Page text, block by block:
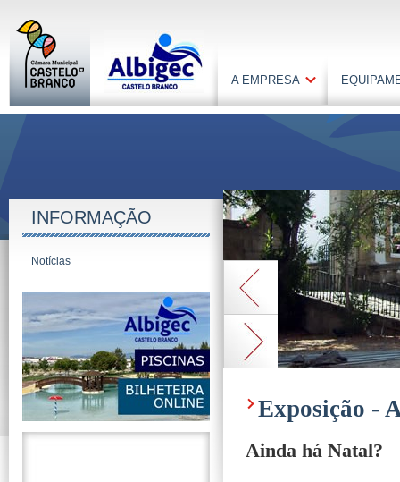
A EMPRESA
INFORMAÇÃO
Notícias
Exposição -
Ainda há Natal?